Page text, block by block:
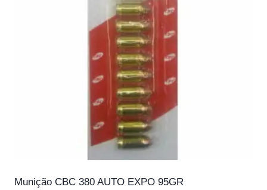
Munição CBC 380 AUTO EXPO 95GR